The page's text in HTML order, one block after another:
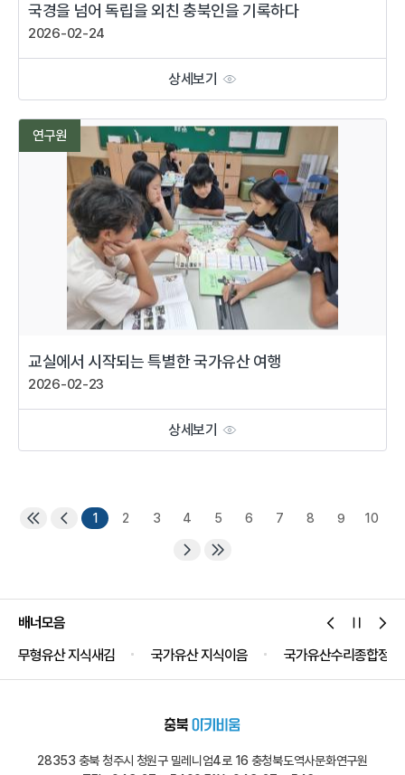
국경을 넘어 독립을 외친 충북인을 기록하다
2026-02-24
상세보기
연구원
교실에서 시작되는 특별한 국가유산 여행
2026-02-23
상세보기
1 2 3 4 5 6 7 8 9 10
배너모음
무형유산 지식새김
국가유산 지식이음 국가유산수리종합정보
28353 충북 청주시 청원구 밀레니엄4로 16 충청북도역사문화연구원